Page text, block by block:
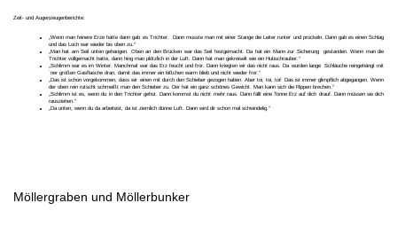
Zeit- und Augenzeugenberichte:
„Wenn man feinere Erze hatte dann gab es Trichter. Dann musste man mit einer Stange die Leiter runter und prockeln. Dann gab es einen Schlag
und das Loch war wieder bis oben zu.“
„Man hat am Seil unten gehangen. Oben an den Brücken war das Seil festgemacht. Da hat ein Mann zur Sicherung gestanden. Wenn man die
Trichter vollgemacht hatte, dann hing man plötzlich in der Luft. Dann hat man gekreiselt wie ein Hubschrauber.“
„Schlimm war es im Winter. Manchmal war das Erz feucht und fror. Dann kriegten wir das nicht raus. Da wurden lange Schläuche reingehängt mit
`ner großen Gasflasche dran, damit das immer ein bißchen warm blieb und nicht wieder fror.“
„Das ist schon vorgekommen, dass wir einen mit durch den Schieber gezogen haben. Aber toi, toi, toi! Das ist immer glimpflich abgegangen. Wenn
der oben rein rutscht schmeißt man den Schieber zu. Der hat ein ganz schönes Gewicht. Man kann sich die Rippen brechen.“
„Schlimm ist es, wenn du in den Trichter gehst. Dann kommst du nicht mehr raus. Dann fällt eine Tonne Erz auf dich drauf. Dann müssen sie dich
rausziehen.“
„Da unten, wenn du da arbeitest, da ist ziemlich dünne Luft. Dann wird dir schon mal schwindelig.“
Möllergraben und Möllerbunker